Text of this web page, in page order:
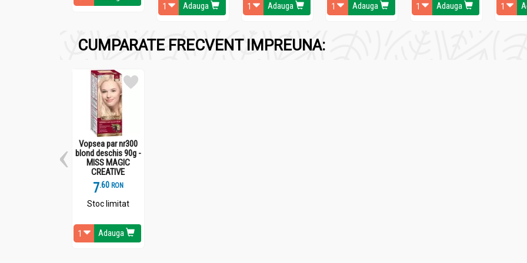
îmbogăţită cu ulei de cătină, ulei de măsline şi vitamina E, protejează, regenerează şi menţine hidratarea pielii.
Mod de utilizare:
Adauga Adauga Adauga Adauga
CUMPARATE FRECVENT IMPREUNA:
Vopsea par nr300
blond deschis 90g -
MISS MAGIC
CREATIVE
7.6 RON
Stoc limitat
Adauga